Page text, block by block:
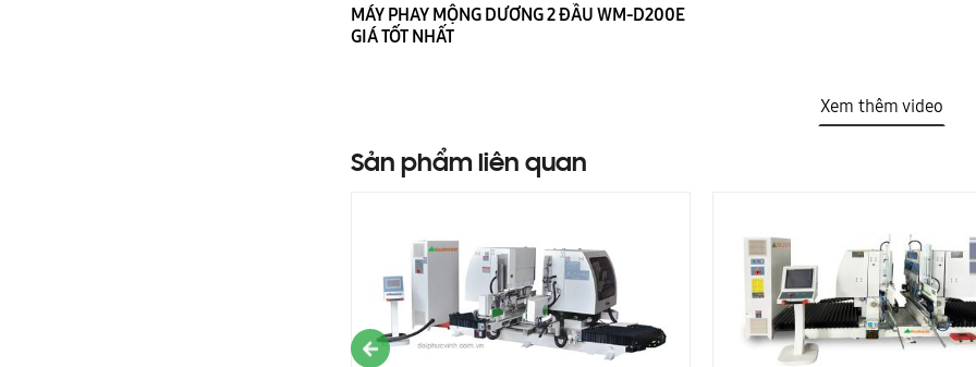
MÁY PHAY MỘNG DƯƠNG 2 ĐẦU WM-D200E
GIÁ TỐT NHẤT
Xem thêm video
Sản phẩm liên quan